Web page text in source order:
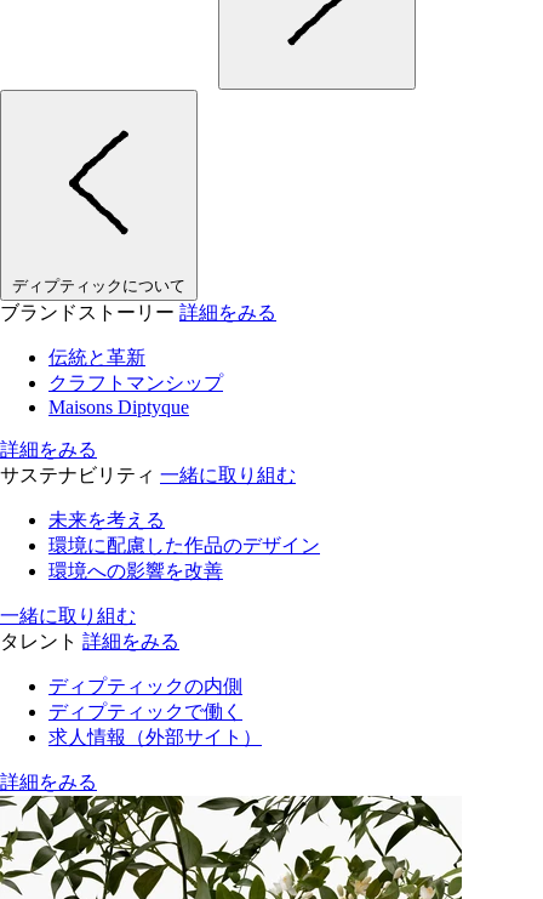
ディプティックについて
ブランドストーリー 詳細をみる
伝統と革新
クラフトマンシップ
Maisons Diptyque
詳細をみる
サステナビリティ 一緒に取り組む
未来を考える
環境に配慮した作品のデザイン
環境への影響を改善
一緒に取り組む
タレント 詳細をみる
ディプティックの内側
ディプティックで働く
求人情報（外部サイト）
詳細をみる